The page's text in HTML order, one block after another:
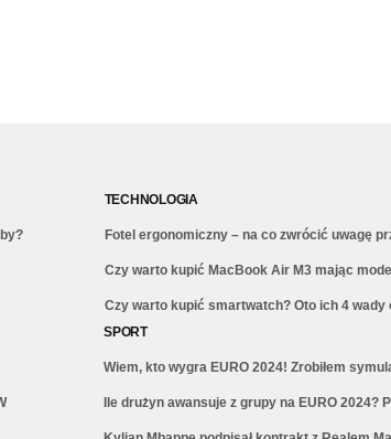
TECHNOLOGIA
Fotel ergonomiczny – na co zwrócić uwagę
Czy warto kupić MacBook Air M3 mając
Czy warto kupić smartwatch? Oto ich 4 wady
SPORT
Wiem, kto wygra EURO 2024! Zrobiłem
Ile drużyn awansuje z grupy na EURO 2024?